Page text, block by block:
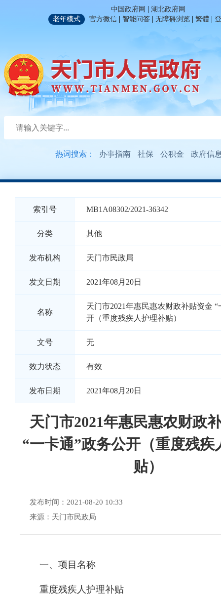
中国政府网 | 湖北政府网
老年模式
官方微信 | 智能问答 | 无障碍浏览 | 繁體 |
热词搜索： 办事指南 社保 公积金 政府信
索引号 MB1A08302/2021-36342
分类 其他
发布机构 天门市民政局
发文日期 2021年08月20日
名称
天门市2021年惠民惠农财政补贴资金 “
开（重度残疾人护理补贴）
文号 无
效力状态 有效
发布日期 2021年08月20日
天门市2021年惠民惠农财政
“一卡通”政务公开（重度残疾
贴）
发布时间：2021-08-20 10:33
来源：天门市民政局
一、 项目名称
重度残疾人护理补贴